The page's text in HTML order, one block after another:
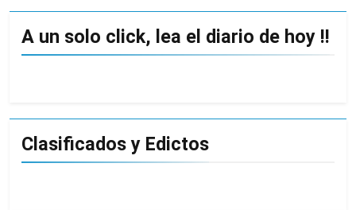
A un solo click, lea el diario de hoy !!
Clasificados y Edictos